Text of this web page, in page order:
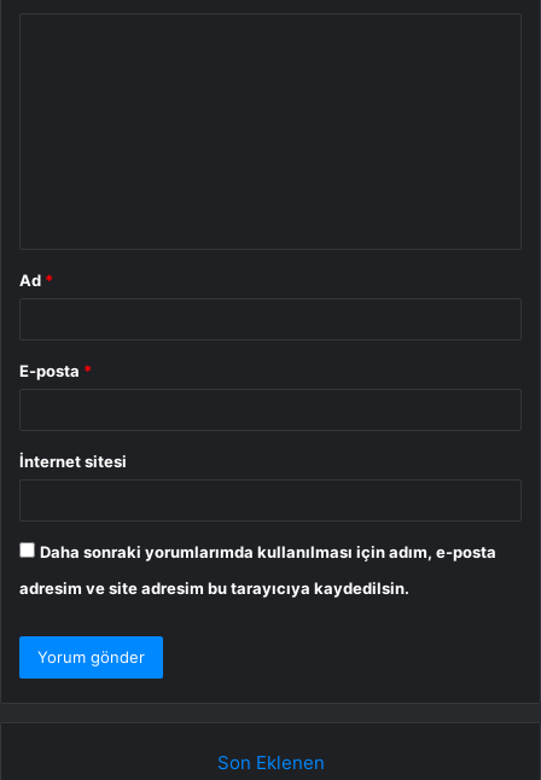
Ad *
E-posta *
İnternet sitesi
Daha sonraki yorumlarımda kullanılması için adım, e-posta
adresim ve site adresim bu tarayıcıya kaydedilsin.
Son Eklenen